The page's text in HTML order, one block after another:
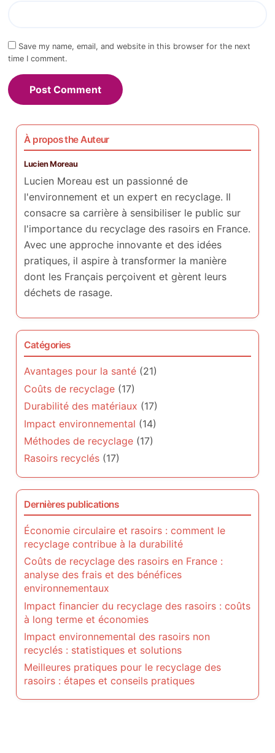
Save my name, email, and website in this browser for the next
time I comment.
À propos the Auteur
Lucien Moreau
Lucien Moreau est un passionné de
l'environnement et un expert en recyclage. Il
consacre sa carrière à sensibiliser le public sur
l'importance du recyclage des rasoirs en France.
Avec une approche innovante et des idées
pratiques, il aspire à transformer la manière
dont les Français perçoivent et gèrent leurs
déchets de rasage.
Catégories
Avantages pour la santé (21)
Coûts de recyclage (17)
Durabilité des matériaux (17)
Impact environnemental (14)
Méthodes de recyclage (17)
Rasoirs recyclés (17)
Dernières publications
Économie circulaire et rasoirs : comment le
recyclage contribue à la durabilité
Coûts de recyclage des rasoirs en France :
analyse des frais et des bénéfices
environnementaux
Impact financier du recyclage des rasoirs : coûts
à long terme et économies
Impact environnemental des rasoirs non
recyclés : statistiques et solutions
Meilleures pratiques pour le recyclage des
rasoirs : étapes et conseils pratiques